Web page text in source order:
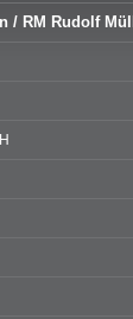
/ RM Rudolf